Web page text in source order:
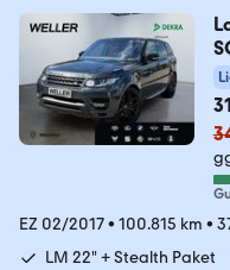
EZ 02/2017• 100.815 km •
LM 22" + Stealth Paket